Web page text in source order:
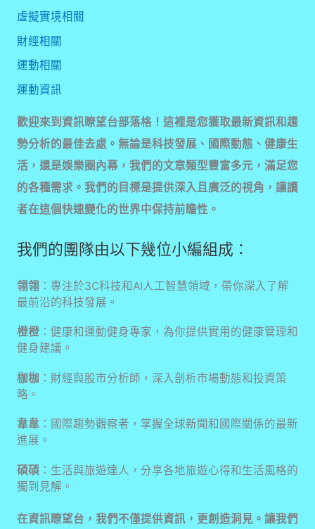
虛擬實境相關
財經相關
運動相關
運動資訊
歡迎來到資訊瞭望台部落格！這裡是您獲取最新資訊和趨
勢分析的最佳去處。無論是科技發展、國際動態、健康生
活，還是娛樂圈內幕，我們的文章類型豐富多元，滿足您
的各種需求。我們的目標是提供深入且廣泛的視角，讓讀
者在這個快速變化的世界中保持前瞻性。
我們的團隊由以下幾位小編組成：
翎翎 ：專注於3C科技和AI人工智慧領域，帶你深入了解
最前沿的科技發展。
橙橙：健康和運動健身專家，為你提供實用的健康管理和
健身建議。
枷枷 ：財經與股市分析師，深入剖析市場動態和投資策
略。
韋韋：國際趨勢觀察者，掌握全球新聞和國際關係的最新
進展。
碩碩：生活與旅遊達人，分享各地旅遊心得和生活風格的
獨到見解。
在資訊瞭望台，我們不僅提供資訊，更創造洞見。讓我們